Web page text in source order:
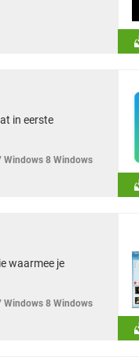
in eerste
Windows 8 Windows
waarmee je
Windows 8 Windows